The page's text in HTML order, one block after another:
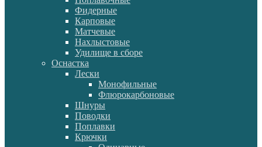
Фидерные
Карповые
Матчевые
Нахлыстовые
Удилище в сборе
Оснастка
Лески
Монофильные
Флюрокарбоновые
Шнуры
Поводки
Поплавки
Крючки